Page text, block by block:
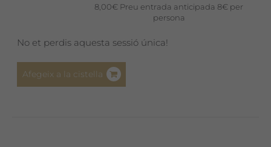
8,00€ Preu entrada anticipada 8€ per
persona
No et perdis aquesta sessió única!
Afegeix a la cistella